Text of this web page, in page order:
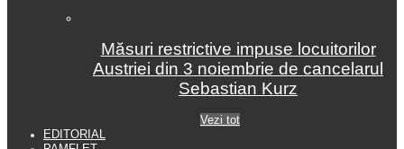
Măsuri restrictive impuse locuitorilor
Austriei din 3 noiembrie de cancelarul
Sebastian Kurz
Vezi tot
EDITORIAL